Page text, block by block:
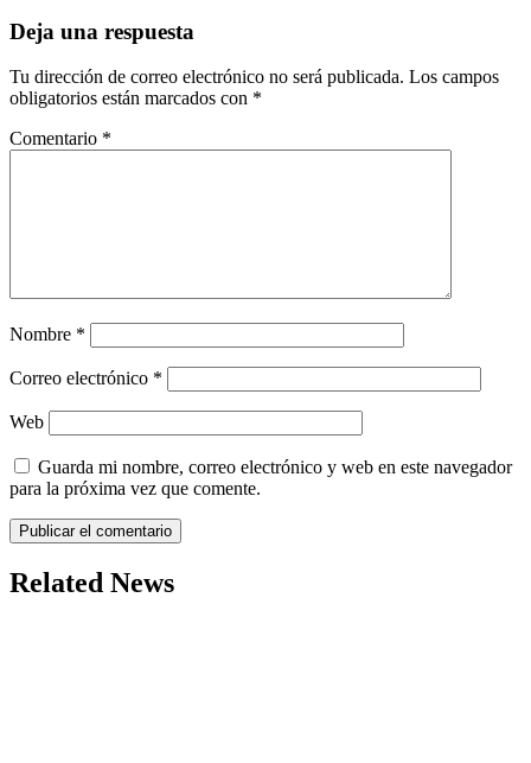
Deja una respuesta
Tu dirección de correo electrónico no será publicada. Los campos
obligatorios están marcados con *
Comentario *
Nombre *
Correo electrónico *
Web
Guarda mi nombre, correo electrónico y web en este navegador
para la próxima vez que comente.
Related News